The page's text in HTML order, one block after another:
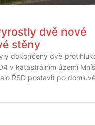
dvě nové
stěny
dokončeny dvě
v katastrálním území
ŘSD postavit po